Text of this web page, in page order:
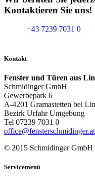
Kontaktieren Sie uns!
+43 7239 7031 0
Kontakt
Fenster und Türen aus
Schmidinger GmbH
Gewerbepark 6
A-4201 Gramastetten bei
Bezirk Urfahr Umgebung
Tel 07239 7031 0
office@fensterschmidinger.at
© 2015 Schmidinger GmbH
Servicemenü